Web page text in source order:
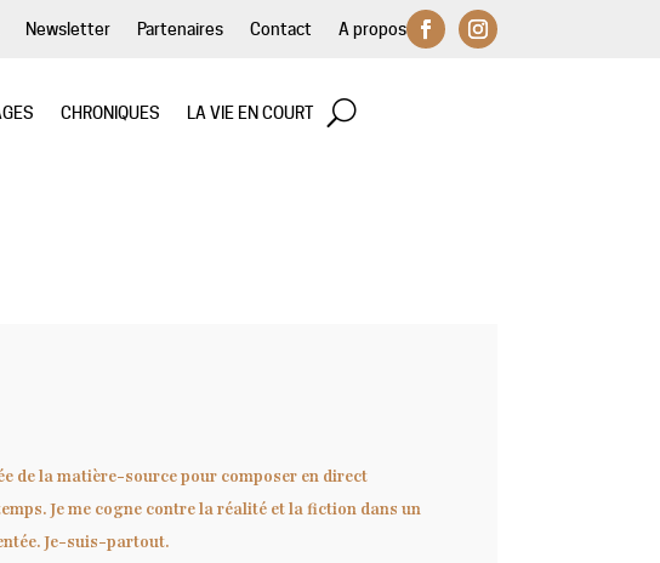
Newsletter Partenaires Contact A propos
CHRONIQUES LA VIE EN COURT
de la matière-source pour composer en direct
Je me cogne contre la réalité et la fiction dans un
Je-suis-partout.